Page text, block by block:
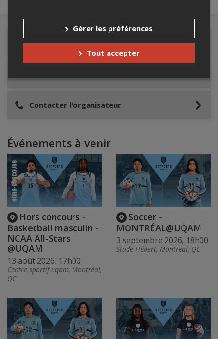
Détails de l'événement
Contacter l'organisateur
Événements à venir
Hors concours -
Basketball masculin -
NCAA All-Stars
@UQAM
13 août 2026, 17h00
Centre sportif uqam, Montréal,
QC
Soccer -
MONTRÉAL@UQAM
3 septembre 2026, 18h00
Stade Hébert, Montréal, QC
Gérer les préférences
Tout accepter